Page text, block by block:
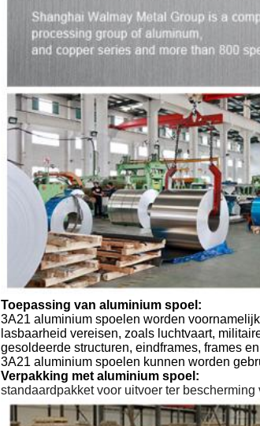
Toepassing van aluminium spoel:
3A21 aluminium spoelen worden
lasbaarheid vereisen, zoals luchtvaart,
gesoldeerde structuren, eindframes, frames
3A21 aluminium spoelen kunnen worden
Verpakking met aluminium spoel :
standaardpakket voor uitvoer ter